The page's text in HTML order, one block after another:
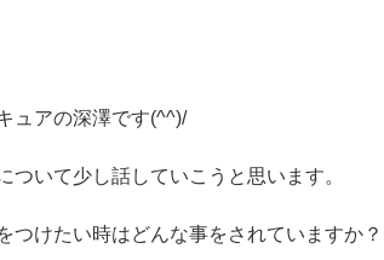
ュアの深澤です(^^)/
ついて少し話していこうと思います。
つけたい時はどんな事をされていますか？